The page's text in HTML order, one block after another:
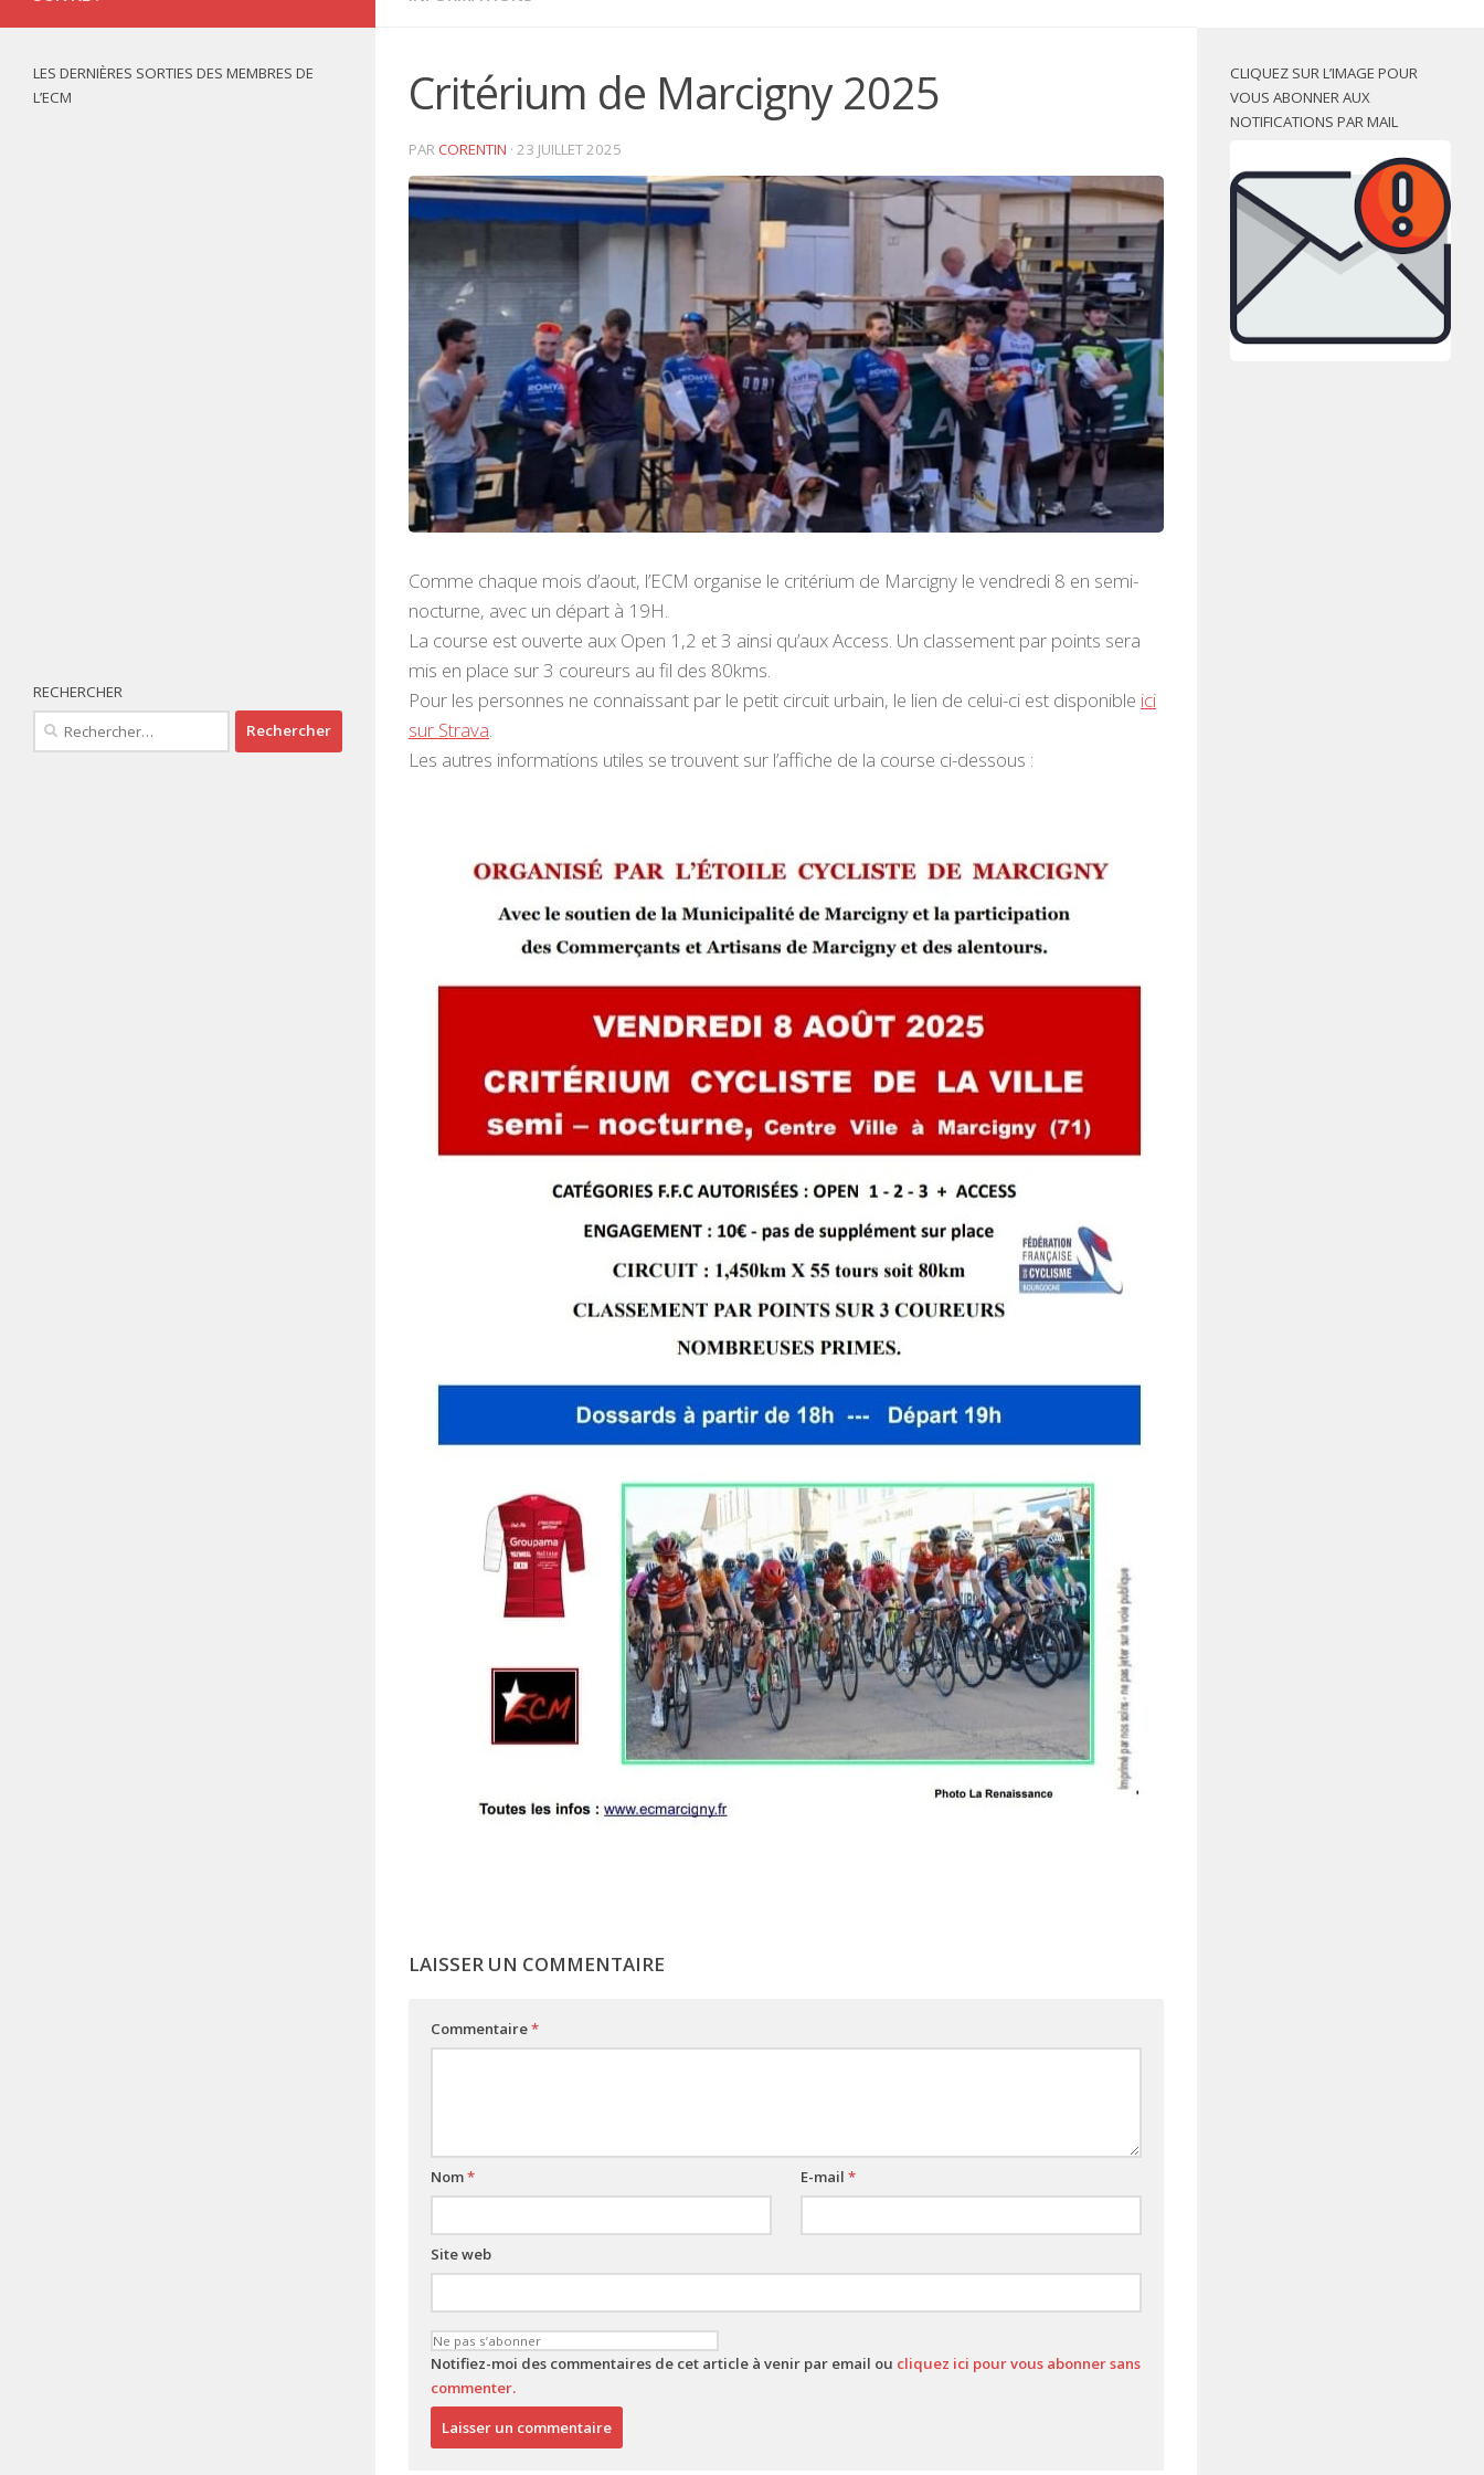
Critérium de Marcigny 2025
PAR CORENTIN · 23 JUILLET 2025
Comme chaque mois d’aout, l’ECM organise le critérium de Marcigny le vendredi 8 en semi-
nocturne, avec un départ à 19H.
La course est ouverte aux Open 1,2 et 3 ainsi qu’aux Access. Un classement par points sera
mis en place sur 3 coureurs au fil des 80kms.
Pour les personnes ne connaissant par le petit circuit urbain, le lien de celui-ci est disponible ici
sur Strava.
Les autres informations utiles se trouvent sur l’affiche de la course ci-dessous :
LAISSER UN COMMENTAIRE
Commentaire*
Nom* E-mail *
Site web
Notifiez-moi des commentaires de cet article à venir par email ou cliquez ici pour vous abonner sans
commenter.
LES DERNIÈRES SORTIES DES MEMBRES DE
L’ECM
RECHERCHER
Rechercher :
CLIQUEZ SUR L’IMAGE POUR
VOUS ABONNER AUX
NOTIFICATIONS PAR MAIL